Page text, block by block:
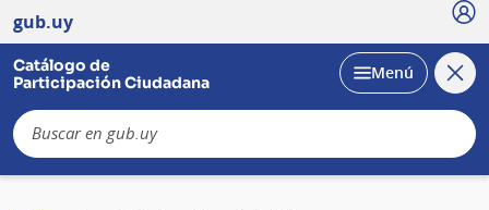
gub.uy
Catálogo de
Participación Ciudadana
Desplegar
Menú